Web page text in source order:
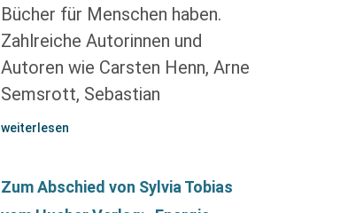
Bücher für Menschen haben.
Zahlreiche Autorinnen und
Autoren wie Carsten Henn, Arne
Semsrott, Sebastian
weiterlesen
Zum Abschied von Sylvia Tobias